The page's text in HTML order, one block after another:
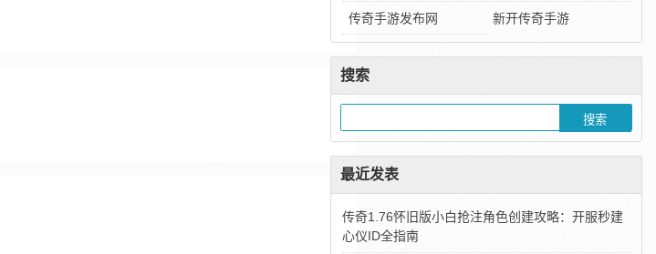
传奇手游发布网 新开传奇手游
搜索
最近发表
传奇1.76怀旧版小白抢注角色创建攻略：开服秒建
心仪ID全指南